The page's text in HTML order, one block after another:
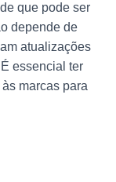
que pode ser
depende de
atualizações
essencial ter
marcas para